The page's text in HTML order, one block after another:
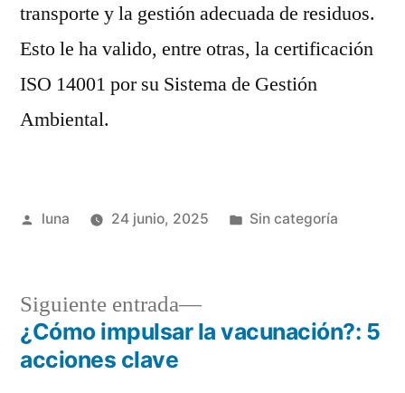
transporte y la gestión adecuada de residuos.
Esto le ha valido, entre otras, la certificación
ISO 14001 por su Sistema de Gestión
Ambiental.
Publicado
luna 24 junio, 2025
Publicada
Sin categoría
Navegación
Siguiente entrada
Siguiente
entrada:
¿Cómo impulsar la vacunación?: 5
acciones clave